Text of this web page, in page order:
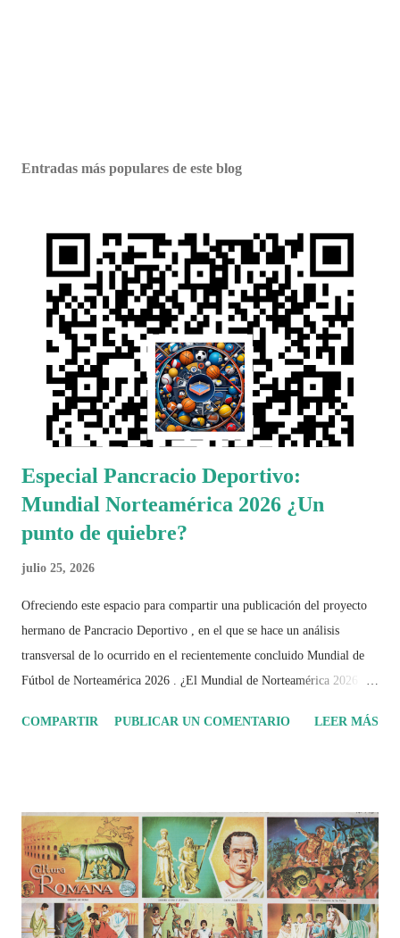
Entradas más populares de este blog
Especial Pancracio Deportivo:
Mundial Norteamérica 2026 ¿Un
punto de quiebre?
julio 25, 2026
Ofreciendo este espacio para compartir una publicación del proyecto
hermano de Pancracio Deportivo , en el que se hace un análisis
transversal de lo ocurrido en el recientemente concluido Mundial de
Fútbol de Norteamérica 2026 . ¿El Mundial de Norteamérica 2026 ha
el recorrido de cada selección con infografías inspiradas en la
2026 ¿Un punto de quiebre?" Este especial de Pancracio Deportivo no
busca decir únicamente quién ganó o quién perdió. Busca responder si
este Mundial marcó un antes y un después en la forma de entender el
deporte, la identidad nacional, la globalización, la comercialización y
el papel del fútbol como reflejo de nuestras sociedades . Son 230
COMPARTIR PUBLICAR UN COMENTARIO LEER MÁS